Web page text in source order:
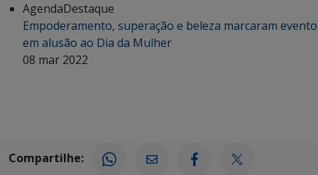
AgendaDestaque
Empoderamento, superação e beleza marcaram evento
em alusão ao Dia da Mulher
08 mar 2022
Compartilhe: